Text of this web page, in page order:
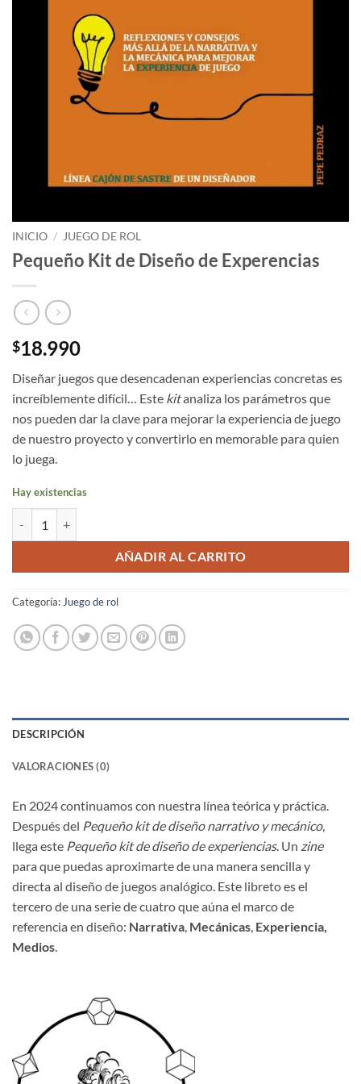
INICIO / JUEGO DE ROL
Pequeño Kit de Diseño de Experencias
$18.990
Diseñar juegos que desencadenan experiencias concretas es
increíblemente difícil… Este kitanaliza los parámetros que
nos pueden dar la clave para mejorar la experiencia de juego
de nuestro proyecto y convertirlo en memorable para quien
lo juega.
Hay existencias
AÑADIR AL CARRITO
Categoría:Juego de rol
DESCRIPCIÓN
VALORACIONES (0)
En 2024 continuamos con nuestra línea teórica y práctica.
Después del Pequeño kit de diseño narrativo y mecánico,
llega este Pequeño kit de diseño de experiencias. Un zine
para que puedas aproximarte de una manera sencilla y
directa al diseño de juegos analógico. Este libreto es el
tercero de una serie de cuatro que aúna el marco de
referencia en diseño: Narrativa, Mecánicas, Experiencia,
Medios.